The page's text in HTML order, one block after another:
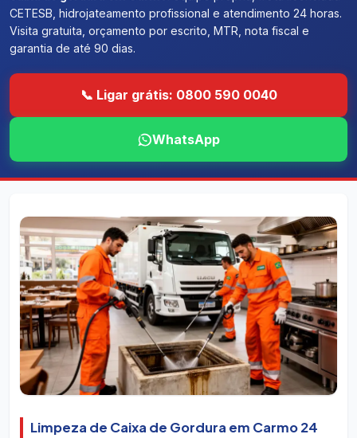
CETESB, hidrojateamento profissional e atendimento 24 horas.
Visita gratuita, orçamento por escrito, MTR, nota fiscal e
garantia de até 90 dias.
📞 Ligar grátis: 0800 590 0040
WhatsApp
Limpeza de Caixa de Gordura em Carmo 24